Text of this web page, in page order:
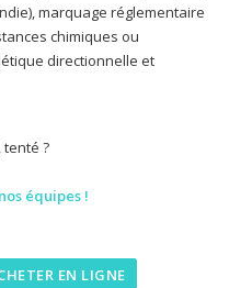
marquage réglementaire
chimiques ou
directionnelle et
tenté ?
équipes !
EN LIGNE